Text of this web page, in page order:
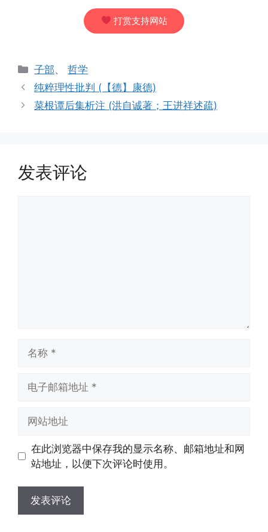
打赏支持网站
分
类
子部、哲学
纯粹理性批判 (【德】康德)
菜根谭后集析注 (洪自诚著；王进祥述疏)
发表评论
址
址
在此浏览器中保存我的显示名称、邮箱地址和网
站地址，以便下次评论时使用。